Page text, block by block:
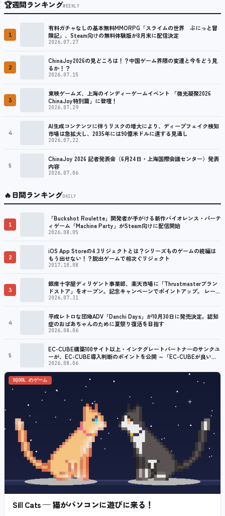
🏆週間ランキングWEEKLY
1
有料ガチャなしの基本無料MMORPG「スライムの世界 ぷにっと冒
険記」、Steam向けの無料体験版が8月末に配信決定
2026.07.27
2
ChinaJoy2026の見どころは！？中国ゲーム界隈の変遷と今をどう見
るか！？
2026.07.15
3
東映ゲームズ、上海のインディーゲームイベント 「微光凝聚2026
ChinaJoy特別篇」に登壇！
2026.07.29
4
AI生成コンテンツに伴うリスクの増大により、ディープフェイク検知
市場は急拡大し、2035年には90億米ドルに達する見通し
2026.07.22
5
ChinaJoy 2026 記者発表会（6月24日・上海国際会議センター）発表
内容
2026.07.06
🔥日間ランキングDAILY
1
「Buckshot Roulette」開発者が手がける新作バイオレンス・パーテ
ィゲーム「Machine Party」がSteam向けに配信開始
2026.08.05
2
iOS App Storeの4.3リジェクトとは？シリーズものゲームの続編は
もう出せない！？脱出ゲームで相次ぐリジェクト
2017.10.08
3
銀座十字屋ディリゲント事業部、楽天市場に「Thrustmasterブラン
ドストア」をオープン。記念キャンペーンでポイントアップ。 レーシ
ング／フライトシム向けコントローラーを中心に、幅広くラインナッ
2026.07.31
4
平成レトロな団地ADV「Danchi Days」が10月30日に発売決定。認知
症のおばあちゃんのために夏祭り復活を目指す
2026.08.06
5
EC-CUBE構築100サイト以上・インテグレートパートナーのサンクユ
ーが、EC-CUBE導入判断のポイントを公開 ～「EC-CUBEが良い
か」ではなく「自社に合うか」を、業務要件の視点から解説～
2026.08.06
SQOOL のゲーム
Sill Cats — 猫がパソコンに遊びに来る！